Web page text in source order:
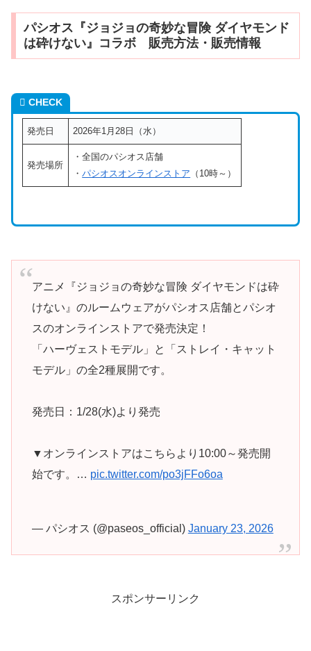
パシオス『ジョジョの奇妙な冒険 ダイヤモンド
は砕けない』コラボ 販売方法・販売情報
CHECK
発売日 2026年1月28日（水）
発売場所
・全国のパシオス店舗
・パシオスオンラインストア （10時～）
アニメ『ジョジョの奇妙な冒険 ダイヤモンドは砕
けない』のルームウェアがパシオス店舗とパシオ
スのオンラインストアで発売決定！
「ハーヴェストモデル」と「ストレイ・キャット
モデル」の全2種展開です。
発売日：1/28(水)より発売
▼オンラインストアはこちらより10:00～発売開
始です。… pic.twitter.com/po3jFFo6oa
— パシオス (@paseos_official) January 23, 2026
スポンサーリンク